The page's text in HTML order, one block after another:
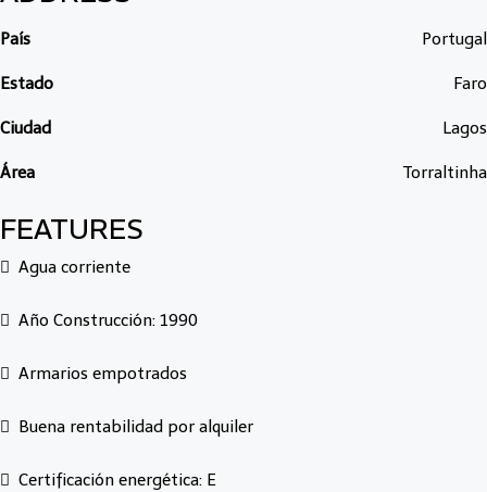
País Portugal
Estado Faro
Ciudad Lagos
Área Torraltinha
FEATURES
Agua corriente
Año Construcción: 1990
Armarios empotrados
Buena rentabilidad por alquiler
Certificación energética: E